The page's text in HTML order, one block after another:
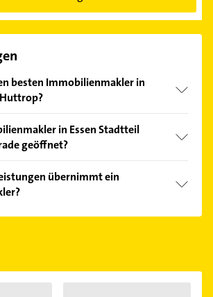
besten Immobilienmakler in
und profitieren Sie von den
Suchergebnisse können Sie sich
in Essen Stadtteil
geöffnet?
dass diese an Sonn- und
können.
übernimmt ein
werden angeboten: